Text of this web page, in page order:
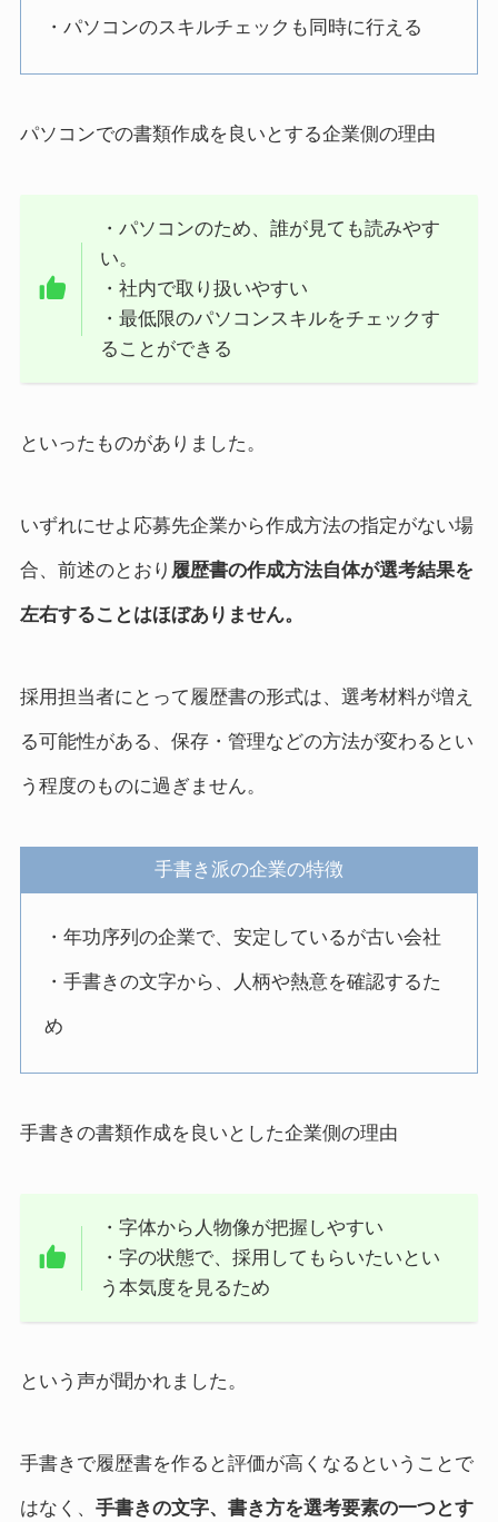
・パソコンのスキルチェックも同時に行える
パソコンでの書類作成を良いとする企業側の理由
・パソコンのため、誰が見ても読みやす
い。
・社内で取り扱いやすい
・最低限のパソコンスキルをチェックす
ることができる
といったものがありました。
いずれにせよ応募先企業から作成方法の指定がない場
合、前述のとおり 履歴書の作成方法自体が選考結果を
左右することはほぼありません。
採用担当者にとって履歴書の形式は、選考材料が増え
る可能性がある、保存・管理などの方法が変わるとい
う程度のものに過ぎません。
手書き派の企業の特徴
・年功序列の企業で、安定しているが古い会社
・手書きの文字から、人柄や熱意を確認するた
め
手書きの書類作成を良いとした企業側の理由
・字体から人物像が把握しやすい
・字の状態で、採用してもらいたいとい
う本気度を見るため
という声が聞かれました。
手書きで履歴書を作ると評価が高くなるということで
はなく、 手書きの文字、書き方を選考要素の一つとす